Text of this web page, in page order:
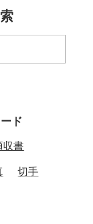
ド
収書
切手